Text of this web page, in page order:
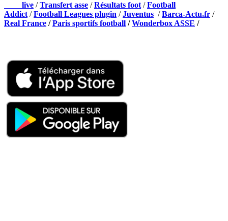
live /Transfert asse /Résultats foot /Football
Addict /Football Leagues plugin /Juventus /Barca-Actu.fr /
Real France /Paris sportifs football /Wonderbox ASSE /